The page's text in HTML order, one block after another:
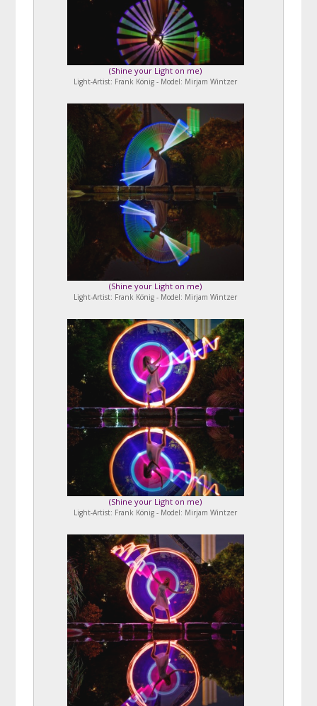
(Shine your Light on me)
Light-Artist: Frank König - Model: Mirjam Wintzer
(Shine your Light on me)
Light-Artist: Frank König - Model: Mirjam Wintzer
(Shine your Light on me)
Light-Artist: Frank König - Model: Mirjam Wintzer